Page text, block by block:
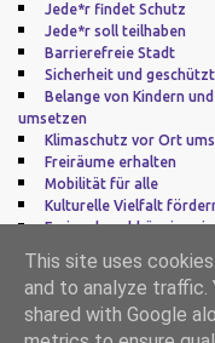
Jede*r findet Schutz
Jede*r soll teilhaben
Barrierefreie Stadt
Sicherheit und
Belange von Kindern
umsetzen
Klimaschutz vor Ort
Freiräume erhalten
Mobilität für alle
Kulturelle Vielfalt
Frei und unabhängig sein
This site uses
and to analyze traffic.
shared with Google